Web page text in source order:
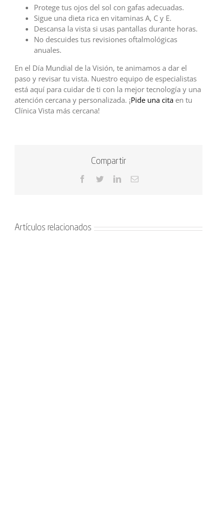
Protege tus ojos del sol con gafas adecuadas.
Sigue una dieta rica en vitaminas A, C y E.
Descansa la vista si usas pantallas durante horas.
No descuides tus revisiones oftalmológicas
anuales.
En el Día Mundial de la Visión, te animamos a dar el
paso y revisar tu vista. Nuestro equipo de especialistas
está aquí para cuidar de ti con la mejor tecnología y una
atención cercana y personalizada. ¡Pide una cita en tu
Clínica Vista más cercana!
Compartir
Facebook
TwitterLinkedInCorreo
Artículos relacionados